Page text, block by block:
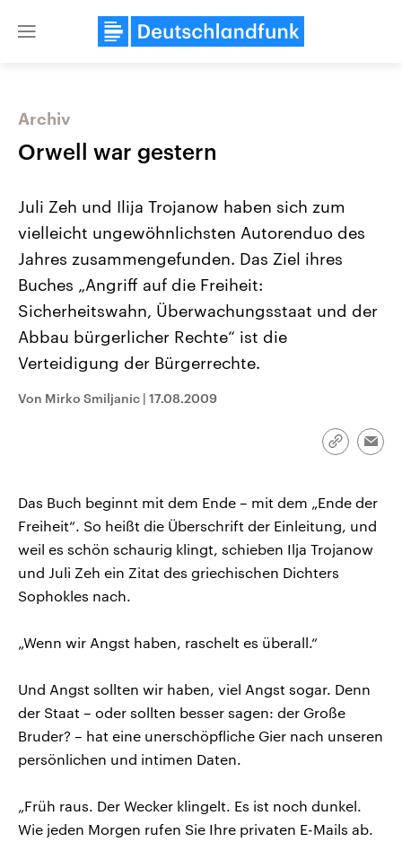
Close
Landtagswahl Sachsen-Anhalt
2026
Alle Informationen
Sachsen-Anhalt wählt am 6.
September 2026 einen neuen
Bundesland von einer Koalition aus
USA
Aktuelle Beiträge,
Hintergründe
Wirtschaftlich und
gehören die Vereinigten
Audio-Archiv
Archiv
Orwell war gestern
Juli Zeh und Ilija Trojanow haben sich zum
vielleicht ungewöhnlichsten Autorenduo des
Jahres zusammengefunden. Das Ziel ihres
Buches „Angriff auf die Freiheit:
Sicherheitswahn, Überwachungsstaat und der
Abbau bürgerlicher Rechte“ ist die
Verteidigung der Bürgerrechte.
Von Mirko Smiljanic | 17.08.2009
Link
Das Buch beginnt mit dem Ende – mit dem „Ende der
Freiheit“. So heißt die Überschrift der Einleitung, und
weil es schön schaurig klingt, schieben Ilja Trojanow
und Juli Zeh ein Zitat des griechischen Dichters
Sophokles nach.
„Wenn wir Angst haben, raschelt es überall.“
Und Angst sollten wir haben, viel Angst sogar. Denn
der Staat – oder sollten besser sagen: der Große
Bruder? – hat eine unerschöpfliche Gier nach unseren
persönlichen und intimen Daten.
„Früh raus. Der Wecker klingelt. Es ist noch dunkel.
Wie jeden Morgen rufen Sie Ihre privaten E-Mails ab.